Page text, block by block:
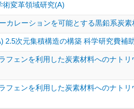
術変革領域研究(A)
カレーションを可能とする黒鉛系炭
2.5次元集積構造の構築 科学研究費補
フェンを利用した炭素材料へのナト
フェンを利用した炭素材料へのナト